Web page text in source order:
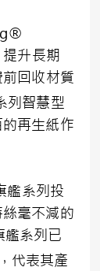
升長期
回收材質
列智慧型
再生紙作
艦系列投
毫不減的
艦系列已
，代表其產